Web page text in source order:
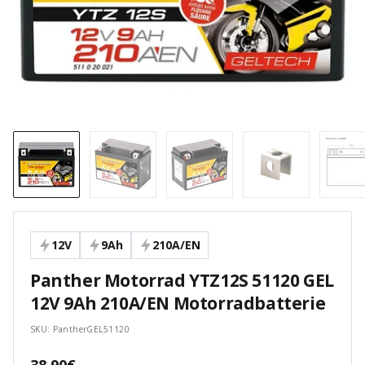
12V 9Ah 210A/EN
Panther Motorrad YTZ12S 51120 GEL
12V 9Ah 210A/EN Motorradbatterie
SKU: PantherGEL51120